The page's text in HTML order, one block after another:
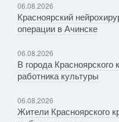
06.08.2026
Красноярский
операции в Ачинске
06.08.2026
В города Красноярского
работника культуры
06.08.2026
Жители Красноярского